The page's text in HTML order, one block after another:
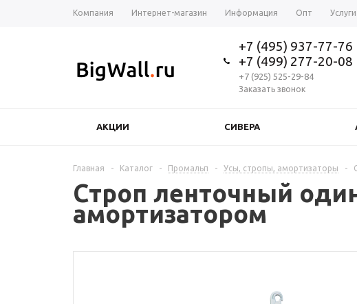
Компания Интернет-магазин Информация Опт Услуги
+7 (495) 937-77-76
+7 (499) 277-20-08
+7 (925) 525-29-84
Заказать звонок
АКЦИИ СИВЕРА
Главная - Каталог - Промальп - Усы, стропы, амортизаторы -
Строп ленточный
амортизатором